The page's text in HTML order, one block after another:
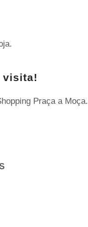
visita!
Praça a Moça.